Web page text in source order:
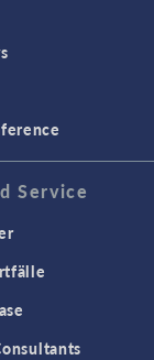
Service